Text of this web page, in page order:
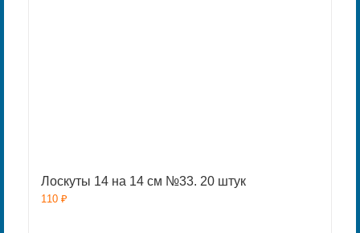
Лоскуты 14 на 14 см №33. 20 штук
110 ₽